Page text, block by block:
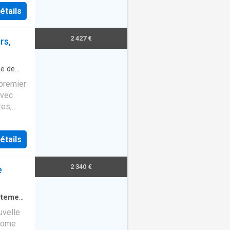
de
2 427 €
2 340 €